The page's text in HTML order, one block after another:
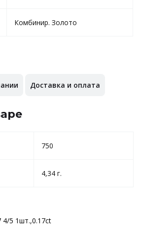
Комбинир. Золото
Доставка и оплата
750
4,34 г.
5 1шт.,0.17ct